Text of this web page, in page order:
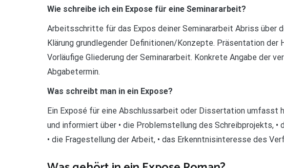
Wie schreibe ich ein Expose für eine Seminararbeit?
Arbeitsschritte für das Expos deiner Seminararbeit Abriss über
Klärung grundlegender Definitionen/Konzepte. Präsentation der
Vorläufige Gliederung der Seminararbeit. Konkrete Angabe der
Abgabetermin.
Was schreibt man in ein Expose?
Ein Exposé für eine Abschlussarbeit oder Dissertation umfasst
und informiert über • die Problemstellung des Schreibprojekts, •
• die Fragestellung der Arbeit, • das Erkenntnisinteresse des